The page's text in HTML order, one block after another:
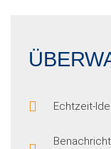
Echtzeit-